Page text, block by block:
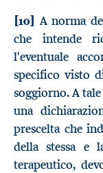
[10] A norma
che intende
l'eventuale
specifico visto
soggiorno. A
una
prescelta che
della stessa e
terapeutico,